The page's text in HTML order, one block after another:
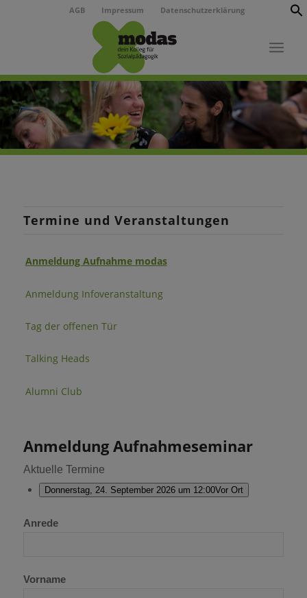
AGB Impressum Datenschutzerklärung
Termine und Veranstaltungen
Anmeldung Aufnahme modas
Anmeldung Infoveranstaltung
Tag der offenen Tür
Talking Heads
Alumni Club
Anmeldung Aufnahmeseminar
Aktuelle Termine
Donnerstag, 24. September 2026 um 12:00Vor Ort
Anrede
Vorname